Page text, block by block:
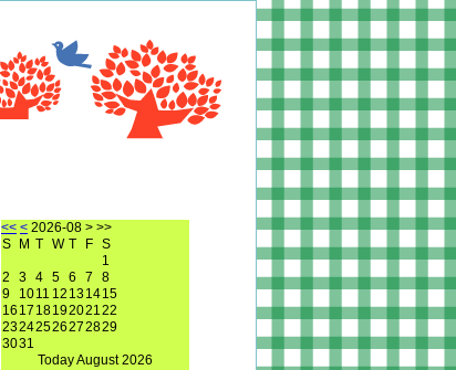
<< < 2026-08 > >>
S
M T W T F S
1
2
3 4 5 6 7
8
9
1011 12 131415
16 17 1819202122
23242526272829
3031
Today August 2026